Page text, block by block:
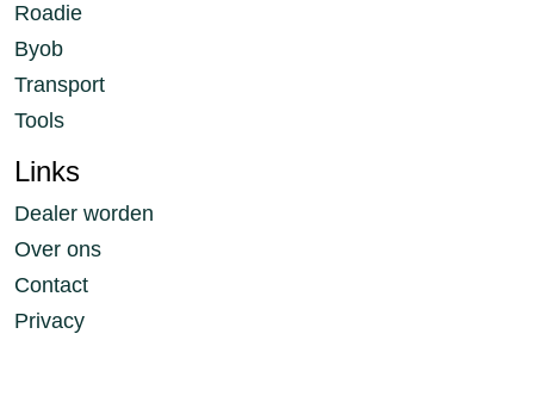
Roadie
Byob
Transport
Tools
Links
Dealer worden
Over ons
Contact
Privacy